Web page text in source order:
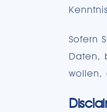
Sofern
Daten,
wollen,